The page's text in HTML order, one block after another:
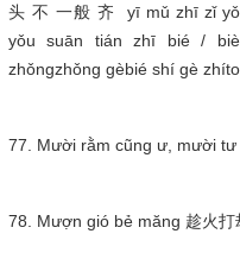
头 不 一般 齐 yī mǔ zhī zǐ
yǒu suān tián zhī bié /
zhǒngzhǒng gèbié shí gè
77. Mười rằm cũng ư, mười
78. Mượn gió bẻ măng 趁火